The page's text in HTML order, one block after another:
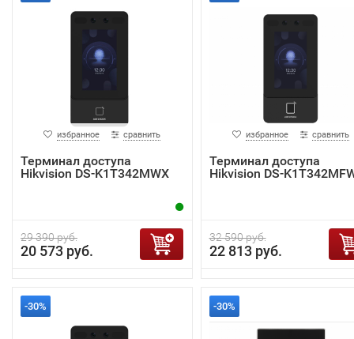
избранное сравнить
Терминал доступа
Hikvision DS-K1T342MWX
29 390 руб.
20 573 руб.
избранное сравнить
Терминал доступа
Hikvision DS-
32 590 руб.
22 813 руб.
-30% -30%